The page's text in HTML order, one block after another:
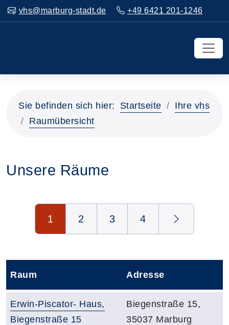
vhs@marburg-stadt.de +49 6421 201-1246
Sie befinden sich hier: Startseite
Ihre vhs
Raumübersicht
Unsere Räume
1 2 3 4
Raum Adresse
Raumbezeichnung:
Erwin-Piscator- Haus,
Biegenstraße 15
Adresse:
Biegenstraße 15,
35037 Marburg